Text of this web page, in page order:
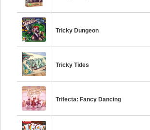
Tricky Dungeon
Tricky Tides
Trifecta: Fancy Dancing